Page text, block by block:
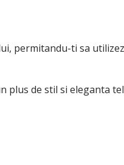
permitandu-ti sa
plus de stil si eleganta